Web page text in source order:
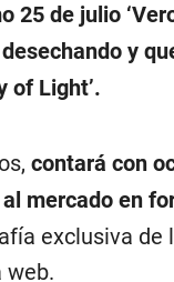
25 de julio
y
of Light’.
contará con
mercado en
exclusiva de
web.